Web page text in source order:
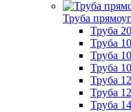
Труба
Труба
Труба
Труба
Труба
Труба
Труба
Труба